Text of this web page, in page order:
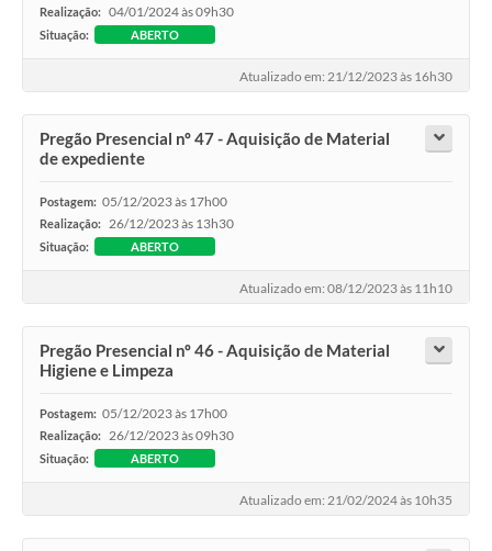
Obras
Contas Públicas
Legislação
Links
Serviços Online
Telefones Úteis
A Prefeitura
Realização: 04/01/2024 às 09h30
Situação: ABERTO
Atualizado em: 21/12/2023 às 16h30
Pregão Presencial nº 47 - Aquisição de Material
de expediente
Postagem: 05/12/2023 às 17h00
Realização: 26/12/2023 às 13h30
Situação: ABERTO
Atualizado em: 08/12/2023 às 11h10
Pregão Presencial nº 46 - Aquisição de Material
Higiene e Limpeza
Postagem: 05/12/2023 às 17h00
Realização: 26/12/2023 às 09h30
Situação: ABERTO
Atualizado em: 21/02/2024 às 10h35